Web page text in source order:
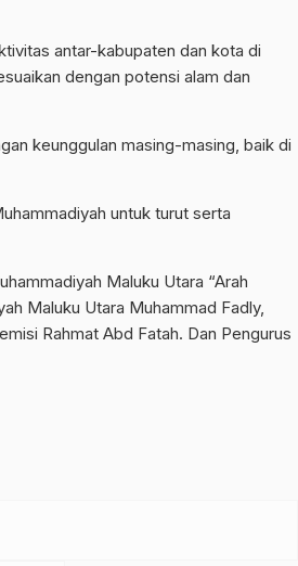
antar-kabupaten dan kota di
dengan potensi alam dan
keunggulan masing-masing, baik di
untuk turut serta
Maluku Utara “Arah
Maluku Utara Muhammad Fadly,
Rahmat Abd Fatah. Dan Pengurus